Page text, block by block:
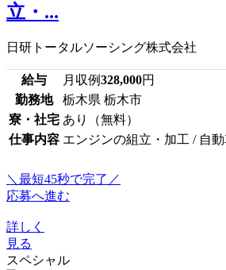
立・...
日研トータルソーシング株式会社
給与 月収例328,000円
勤務地
栃木県 栃木市
寮・社宅 あり（無料）
仕事内容 エンジンの組立・加工 / 自
＼最短45秒で完了／
応募へ進む
詳しく
見る
スペシャル